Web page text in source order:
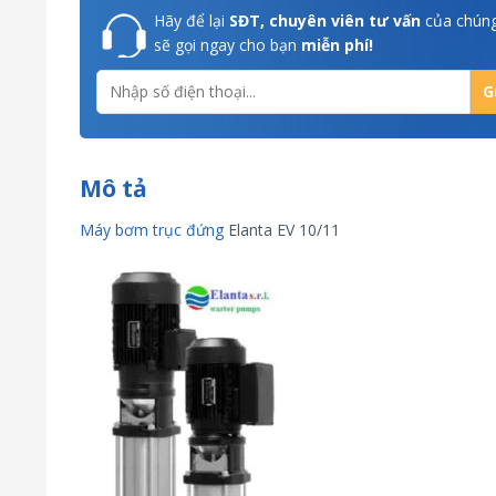
Hãy để lại SĐT, chuyên viên tư vấn của
sẽ gọi ngay cho bạn miễn phí!
Mô tả
Máy bơm trục đứng Elanta EV 10/11